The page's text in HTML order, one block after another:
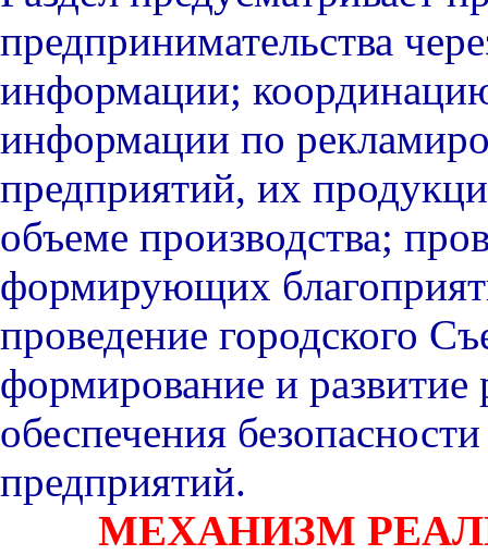
предпринимательства
информации;
информации по
предприятий, их
объеме производства;
формирующих
проведение городского
формирование и развитие
обеспечения
предприятий.
МЕХАНИЗМ